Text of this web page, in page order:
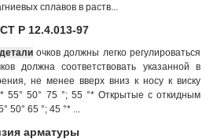
сплавов в раств...
Р 12.4.013-97
деталиочков должны легко регулироваться
должна соответствовать указанной в
не менее вверх вниз к носу к виску
55° 50° 75 °; 55 °* Открытые с откидным
50° 65 °; 45 °* ...
арматуры